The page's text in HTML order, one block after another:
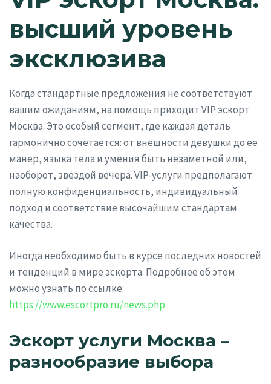
высший уровень
эксклюзива
Когда стандартные предложения не соответствуют
вашим ожиданиям, на помощь приходит VIP эскорт
Москва. Это особый сегмент, где каждая деталь
гармонично сочетается: от внешности девушки до её
манер, языка тела и умения быть незаметной или,
наоборот, звездой вечера. VIP-услуги предполагают
полную конфиденциальность, индивидуальный
подход и соответствие высочайшим стандартам
качества.
Иногда необходимо быть в курсе последних новостей
и тенденций в мире эскорта. Подробнее об этом
можно узнать по ссылке:
https://www.escortpro.ru/news.php
Эскорт услуги Москва –
разнообразие выбора